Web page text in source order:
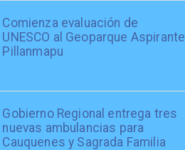
Comienza evaluación de
UNESCO al Geoparque Aspirante
Pillanmapu
Gobierno Regional entrega tres
nuevas ambulancias para
Cauquenes y Sagrada Familia